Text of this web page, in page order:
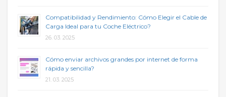
Compatibilidad y Rendimiento: Cómo Elegir el Cable de
Carga Ideal para tu Coche Eléctrico?
26. 03. 2025
Cómo enviar archivos grandes por internet de forma
rápida y sencilla?
21. 03. 2025